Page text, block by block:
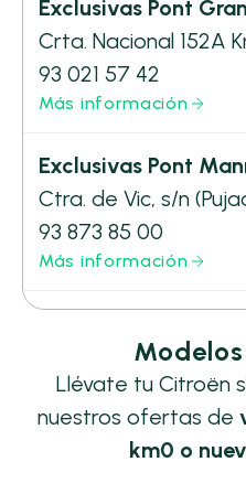
Exclusivas Pont
Crta. Nacional 152A
93 021 57 42
Más información
Exclusivas Pont
Ctra. de Vic, s/n
93 873 85 00
Más información
Llévate tu Citroën
nuestros ofertas de
km0 o